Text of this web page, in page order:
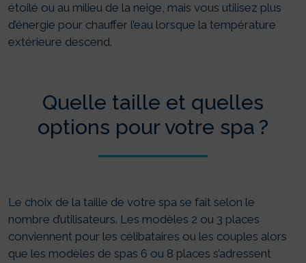
étoilé ou au milieu de la neige, mais vous utilisez plus
d’énergie pour chauffer l’eau lorsque la température
extérieure descend.
Quelle taille et quelles
options pour votre spa ?
Le choix de la taille de votre spa se fait selon le
nombre d’utilisateurs. Les modèles 2 ou 3 places
conviennent pour les célibataires ou les couples alors
que les modèles de spas 6 ou 8 places s’adressent